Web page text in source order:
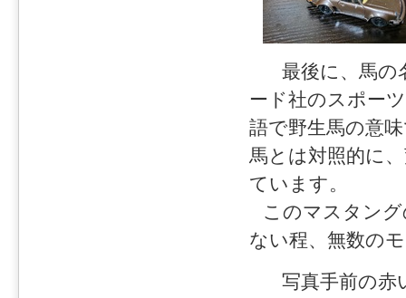
最後に、馬の
ード社のスポー
語で野生馬の意
馬とは対照的に
ています。
このマスタン
ない程、無数の
写真手前の赤